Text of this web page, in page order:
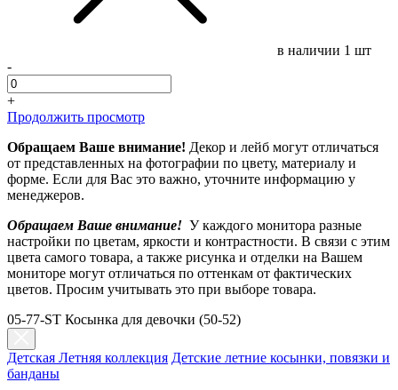
в наличии 1 шт
-
+
Продолжить просмотр
Обращаем Ваше внимание! Декор и лейб могут отличаться
от представленных на фотографии по цвету, материалу и
форме. Если для Вас это важно, уточните информацию у
менеджеров.
Обращаем Ваше внимание! У каждого монитора разные
настройки по цветам, яркости и контрастности. В связи с этим
цвета самого товара, а также рисунка и отделки на Вашем
мониторе могут отличаться по оттенкам от фактических
цветов. Просим учитывать это при выборе товара.
05-77-ST Косынка для девочки (50-52)
Детская Летняя коллекция Детские летние косынки, повязки и
банданы